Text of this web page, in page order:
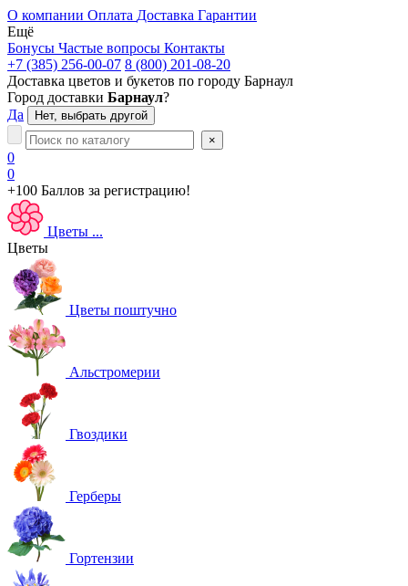
О компании Оплата Доставка Гарантии
Ещё
Бонусы Частые вопросы Контакты
+7 (385) 256-00-07 8 (800) 201-08-20
Доставка цветов и букетов по городу Барнаул
Город доставки Барнаул?
Да
Нет, выбрать другой
×
0
0
+100 Баллов за регистрацию!
Цветы ...
Цветы
Цветы поштучно
Альстромерии
Гвоздики
Герберы
Гортензии